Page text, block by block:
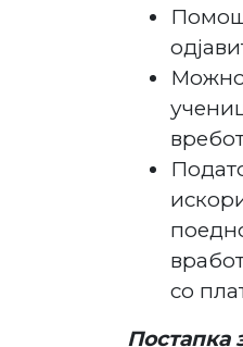
Помош
со
Постапка